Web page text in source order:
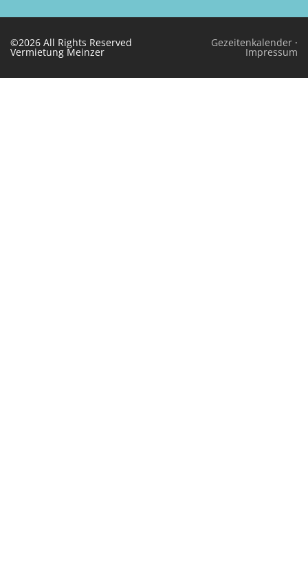
©2026 All Rights Reserved
Vermietung Meinzer
Gezeitenkalender ·
Impressum